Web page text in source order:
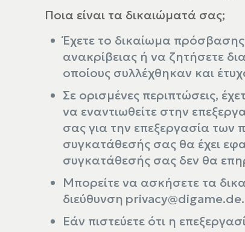
Ποια είναι τα δικαιώματά σας;
Έχετε το δικαίωμα
ανακρίβειας ή να ζητήσετε
οποίους συλλέχθηκαν και
Σε ορισμένες περιπτώσεις,
να εναντιωθείτε στην
σας για την επεξεργασία
συγκατάθεσής σας θα έχει
συγκατάθεσής σας δεν θα
Μπορείτε να ασκήσετε τα
διεύθυνση privacy@digame.de.
Εάν πιστεύετε ότι η